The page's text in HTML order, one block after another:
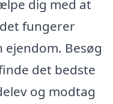
dig med at
fungerer
Besøg
det bedste
og modtag